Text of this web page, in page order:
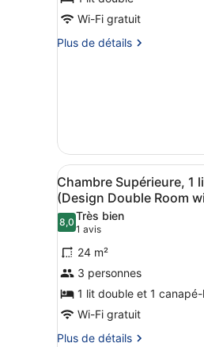
type
de
chambre :
double
(Standard
Double
Room
without
Balcony
)
Wi-Fi gratuit
Plus de détails
Plus
chambre
Chambre
Standard,
1
lit
double
(Standard
Room
without
Afficher
toutes
les
photos
pour
ce
type
de
chambre :
Chambre
3
Chambre Supérieure, 1
(Design Double Room
8,08,0 sur 10
Très bien
1 avis
(1 avis)
24 m²
3 personnes
1 lit double et 1
Wi-Fi gratuit
Plus de détails
Plus